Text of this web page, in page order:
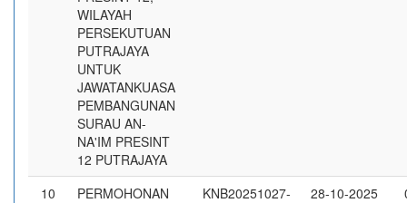
WILAYAH
PERSEKUTUAN
PUTRAJAYA
UNTUK
JAWATANKUASA
PEMBANGUNAN
SURAU AN-
NA'IM PRESINT
12 PUTRAJAYA
10
PERMOHONAN
KNB20251027-
28-10-2025